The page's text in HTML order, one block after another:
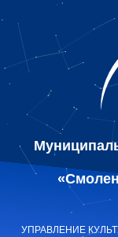
УПРАВЛЕНИЕ